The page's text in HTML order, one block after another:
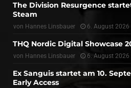
The Division Resurgence
Steam
von Hannes Linsbauer 6. August 2026
THQ Nordic Digital Showcase
von Hannes Linsbauer 6. August 2026
Ex Sanguis startet am 10.
Early Access